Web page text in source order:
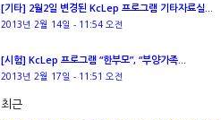
[기타] 2월2일 변경된 KcLep 프로그램 기타자료실...
2013년 2월 14일 - 11:54 오전
[시험] KcLep 프로그램 “한부모”, “부양가족...
2013년 2월 17일 - 11:51 오전
최근